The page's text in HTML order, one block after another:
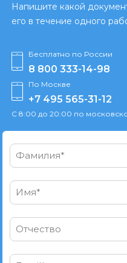
Напишите какой
его в течение одного
Бесплатно по России
8 800 333-14-98
По Москве
+7 495 565-31-12
С 8:00 до 20:00 по
Фамилия*
Имя*
Отчество